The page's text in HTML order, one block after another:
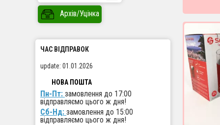
Архів/Уцінка
ЧАС ВІДПРАВОК
update: 01.01.2026
НОВА ПОШТА
Пн-Пт: замовлення до 17:00
відправляємо цього ж дня!
Сб-Нд: замовлення до 15:00
відправляємо цього ж дня!